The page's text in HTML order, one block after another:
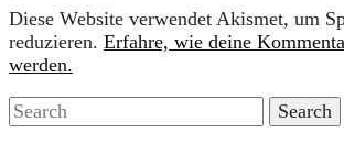
Diese Website verwendet Akismet, um
reduzieren. Erfahre, wie deine
werden.